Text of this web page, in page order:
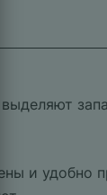
и удобно